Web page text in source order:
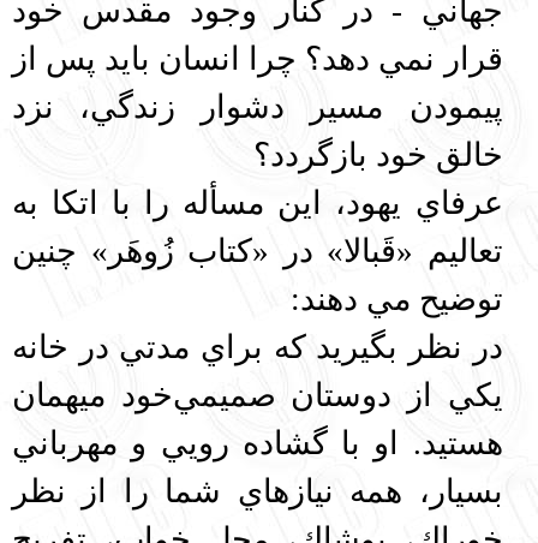
جهاني - در كنار وجود مقدس خود
قرار نمي دهد؟ چرا انسان بايد پس از
پيمودن مسير دشوار زندگي، نزد
خالق خود بازگردد؟
عرفاي يهود، اين مسأله را با اتكا به
تعاليم «قَبالا» در «كتاب زُوهَر» چنين
توضيح مي دهند:
در نظر بگيريد كه براي مدتي در خانه
يكي از دوستان صميمي‌‌خود ميهمان
هستيد. او با گشاده رويي و مهرباني
بسيار، همه نيازهاي شما را از نظر